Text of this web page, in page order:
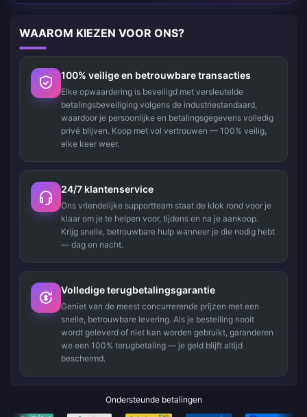
WAAROM KIEZEN VOOR ONS?
100% veilige en betrouwbare transacties
Elke opwaardering is beveiligd met versleutelde
betalingsbeveiliging volgens de industriestandaard,
waardoor je persoonlijke en betalingsgegevens volledig
privé blijven. Koop met vol vertrouwen — 100% veilig,
elke keer weer.
24/7 klantenservice
Ons vriendelijke supportteam staat de klok rond voor je
klaar om je te helpen voor, tijdens en na je aankoop.
Krijg snelle, betrouwbare hulp wanneer je die nodig hebt
— dag en nacht.
Volledige terugbetalingsgarantie
Geniet van de meest concurrerende prijzen met een
snelle, betrouwbare levering. Als je bestelling nooit
wordt geleverd of niet kan worden gebruikt, garanderen
we een 100% terugbetaling — je geld blijft altijd
beschermd.
Ondersteunde betalingen